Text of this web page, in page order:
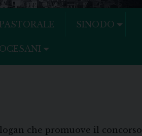
SINODO
che promuove il concorso